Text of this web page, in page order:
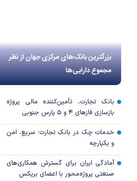
بزرگترین بانک‌های مرکزی جهان از نظر
مجموع دارایی‌ها
بانک تجارت، تأمین‌کننده مالی پروژه
بازسازی فاز‌های ۴ و ۵ پارس جنوبی
خدمات چک در بانک تجارت؛ سریع، امن
و یکپارچه
آمادگی ایران برای گسترش همکاری‌های
صنعتی پروژه‌محور با اعضای بریکس